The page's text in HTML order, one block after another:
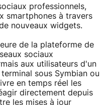
professionnels,
smartphones à travers
nouveaux widgets.
de la plateforme de
sociaux
aux utilisateurs d'un
sous Symbian ou
en temps réel les
directement depuis
les mises à jour